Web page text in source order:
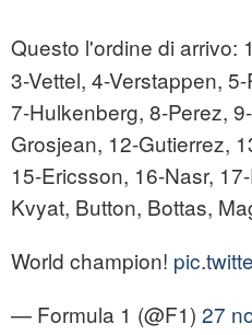
Questo l'ordine di arrivo:
3-Vettel, 4-Verstappen,
7-Hulkenberg, 8-Perez,
Grosjean, 12-Gutierrez,
15-Ericsson, 16-Nasr,
Kvyat, Button, Bottas,
World champion!
— Formula 1 (@F1) 27